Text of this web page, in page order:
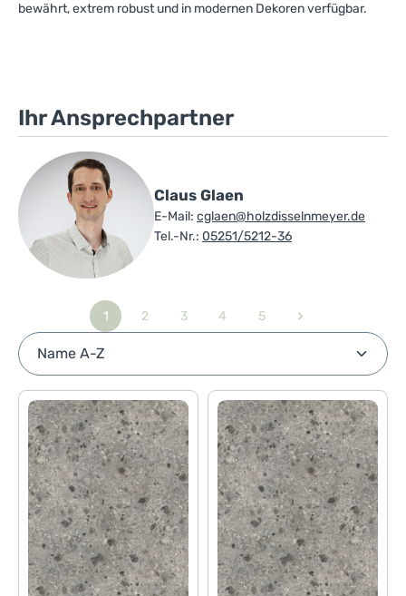
bewährt, extrem robust und in modernen Dekoren verfügbar.
Ihr Ansprechpartner
Claus Glaen
E-Mail: cglaen@holzdisselnmeyer.de
Tel.-Nr.: 05251/5212-36
Seite
1
Seite
2
Seite
3
Seite
4
Seite
5